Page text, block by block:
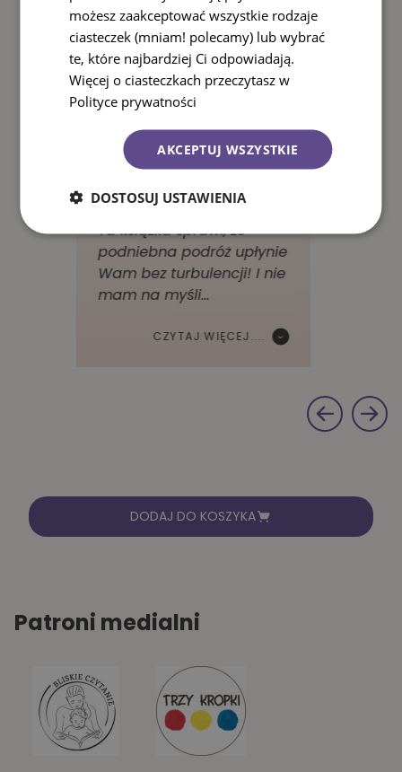
Joanna Mackiewicz,
Ta książka sprawi, że
podniebna podróż upłynie
Wam bez turbulencji! I nie
mam na myśli…
CZYTAJ WIĘCEJ....
DODAJ DO KOSZYKA
Patroni medialni
możesz zaakceptować wszystkie rodzaje
ciasteczek (mniam! polecamy) lub wybrać
te, które najbardziej Ci odpowiadają.
Więcej o ciasteczkach przeczytasz w
Polityce prywatności
AKCEPTUJ WSZYSTKIE
DOSTOSUJ USTAWIENIA